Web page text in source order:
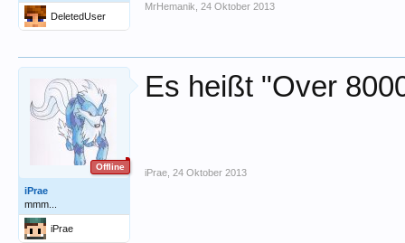
DeletedUser
MrHemanik 24 Oktober 2013
Offline
iPrae
mmm...
iPrae
Es heißt "Over
iPrae 24 Oktober 2013